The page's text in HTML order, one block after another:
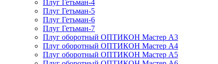
Плуг Гетьман-4
Плуг Гетьман-5
Плуг Гетьман-6
Плуг Гетьман-7
Плуг оборотный ОПТИКОН Мастер А3
Плуг оборотный ОПТИКОН Мастер А4
Плуг оборотный ОПТИКОН Мастер А5